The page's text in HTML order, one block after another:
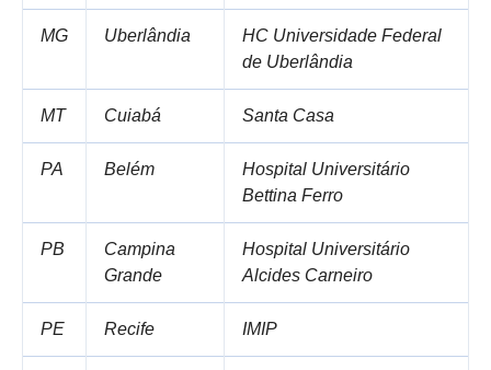
MG Uberlândia
HC Universidade Federal
de Uberlândia
MT Cuiabá Santa Casa
PA Belém
Hospital Universitário
Bettina Ferro
PB
Campina
Grande
Hospital Universitário
Alcides Carneiro
PE Recife IMIP